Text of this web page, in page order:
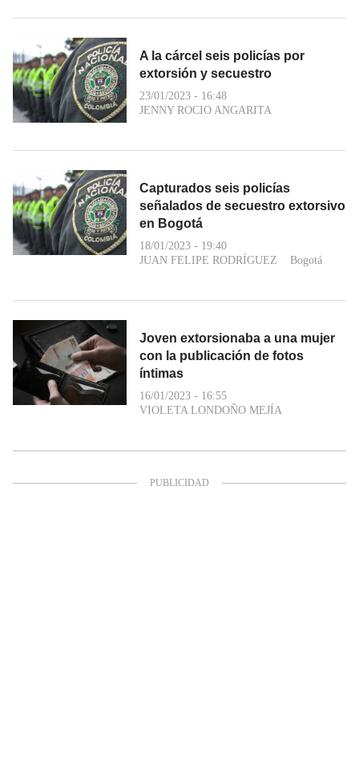
A la cárcel seis policías por
extorsión y secuestro
23/01/2023 - 16:48
JENNY ROCIO ANGARITA
Capturados seis policías
señalados de secuestro extorsivo
en Bogotá
18/01/2023 - 19:40
JUAN FELIPE RODRÍGUEZ
Bogotá
Joven extorsionaba a una mujer
con la publicación de fotos
íntimas
16/01/2023 - 16:55
VIOLETA LONDOÑO MEJÍA